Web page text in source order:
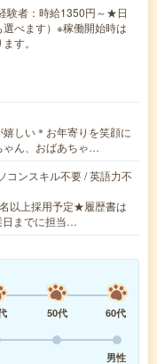
験者：時給1350円～★日
べます）※稼働開始時は
す。
しい＊お年寄りを笑顔に
ゃん、おばあちゃ…
コンスキル不要 / 英語力不
以上採用予定★履歴書は
までに担当…
50代
60代
男性